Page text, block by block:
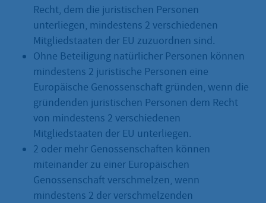
Recht, dem die juristischen Personen
unterliegen, mindestens 2 verschiedenen
Mitgliedstaaten der EU zuzuordnen sind.
Ohne Beteiligung natürlicher Personen können
mindestens 2 juristische Personen eine
Europäische Genossenschaft gründen, wenn die
gründenden juristischen Personen dem Recht
von mindestens 2 verschiedenen
Mitgliedstaaten der EU unterliegen.
2 oder mehr Genossenschaften können
miteinander zu einer Europäischen
Genossenschaft verschmelzen, wenn
mindestens 2 der verschmelzenden